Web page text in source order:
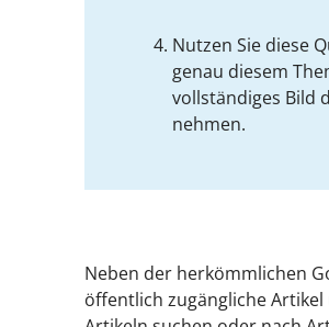
Nutzen Sie diese
genau diesem
vollständiges Bild
nehmen.
Neben der herkömmlichen
öffentlich zugängliche Artikel